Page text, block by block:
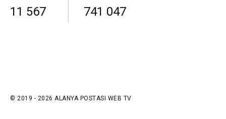
11 567 741 047
© 2019 - 2026 ALANYA POSTASI WEB TV